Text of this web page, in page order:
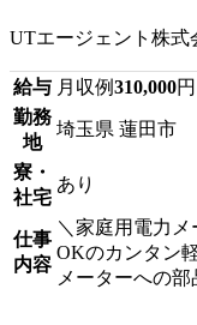
UTエージェント株式
給与 月収例310,000円
勤務
地
埼玉県 蓮田市
寮・
社宅
あり
仕事
内容
＼家庭用電力
OKのカンタン
メーターへの